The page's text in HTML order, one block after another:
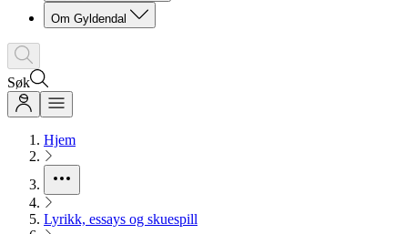
Om Gyldendal
Søk
Hjem
Lyrikk, essays og skuespill